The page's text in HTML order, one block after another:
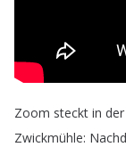
Zoom steckt in der
Zwickmühle: